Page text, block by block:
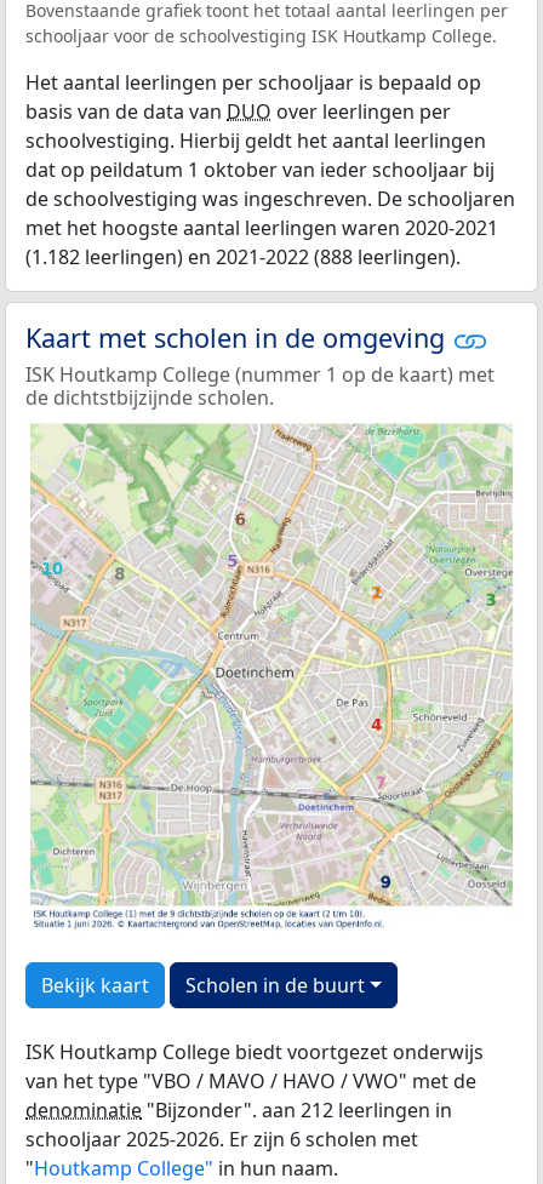
Bovenstaande grafiek toont het totaal aantal leerlingen per
schooljaar voor de schoolvestiging ISK Houtkamp College.
Het aantal leerlingen per schooljaar is bepaald op
basis van de data van DUO over leerlingen per
schoolvestiging. Hierbij geldt het aantal leerlingen
dat op peildatum 1 oktober van ieder schooljaar bij
de schoolvestiging was ingeschreven. De schooljaren
met het hoogste aantal leerlingen waren 2020-2021
(1.182 leerlingen) en 2021-2022 (888 leerlingen).
Kaart met scholen in de omgeving
ISK Houtkamp College (nummer 1 op de kaart) met
de dichtstbijzijnde scholen.
Bekijk kaart Scholen in de buurt
ISK Houtkamp College biedt voortgezet onderwijs
van het type "VBO / MAVO / HAVO / VWO" met de
denominatie "Bijzonder". aan 212 leerlingen in
schooljaar 2025-2026. Er zijn 6 scholen met
"Houtkamp College" in hun naam.